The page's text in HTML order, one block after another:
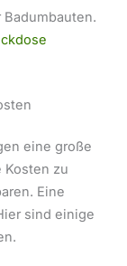
eine große
zu
Eine
sind einige